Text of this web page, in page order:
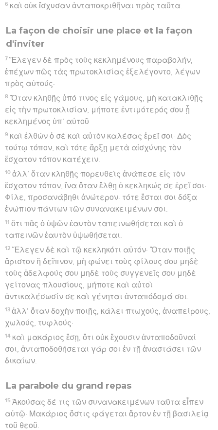
6 καὶ οὐκ ἴσχυσαν ἀνταποκριθῆναι πρὸς ταῦτα.
La façon de choisir une place et la façon
d'inviter
7 Ἔλεγεν δὲ πρὸς τοὺς κεκλημένους παραβολήν,
ἐπέχων πῶς τὰς πρωτοκλισίας ἐξελέγοντο, λέγων
πρὸς αὐτούς·
8 Ὅταν κληθῇς ὑπό τινος εἰς γάμους, μὴ κατακλιθῇς
εἰς τὴν πρωτοκλισίαν, μήποτε ἐντιμότερός σου ᾖ
κεκλημένος ὑπ’ αὐτοῦ
9 καὶ ἐλθὼν ὁ σὲ καὶ αὐτὸν καλέσας ἐρεῖ σοι· Δὸς
τούτῳ τόπον, καὶ τότε ἄρξῃ μετὰ αἰσχύνης τὸν
ἔσχατον τόπον κατέχειν.
10 ἀλλ’ ὅταν κληθῇς πορευθεὶς ἀνάπεσε εἰς τὸν
ἔσχατον τόπον, ἵνα ὅταν ἔλθῃ ὁ κεκληκώς σε ἐρεῖ σοι·
Φίλε, προσανάβηθι ἀνώτερον· τότε ἔσται σοι δόξα
ἐνώπιον πάντων τῶν συνανακειμένων σοι.
11 ὅτι πᾶς ὁ ὑψῶν ἑαυτὸν ταπεινωθήσεται καὶ ὁ
ταπεινῶν ἑαυτὸν ὑψωθήσεται.
12 Ἔλεγεν δὲ καὶ τῷ κεκληκότι αὐτόν· Ὅταν ποιῇς
ἄριστον ἢ δεῖπνον, μὴ φώνει τοὺς φίλους σου μηδὲ
τοὺς ἀδελφούς σου μηδὲ τοὺς συγγενεῖς σου μηδὲ
γείτονας πλουσίους, μήποτε καὶ αὐτοὶ
ἀντικαλέσωσίν σε καὶ γένηται ἀνταπόδομά σοι.
13 ἀλλ’ ὅταν δοχὴν ποιῇς, κάλει πτωχούς, ἀναπείρους,
χωλούς, τυφλούς·
14 καὶ μακάριος ἔσῃ, ὅτι οὐκ ἔχουσιν ἀνταποδοῦναί
σοι, ἀνταποδοθήσεται γάρ σοι ἐν τῇ ἀναστάσει τῶν
δικαίων.
La parabole du grand repas
15 Ἀκούσας δέ τις τῶν συνανακειμένων ταῦτα εἶπεν
αὐτῷ· Μακάριος ὅστις φάγεται ἄρτον ἐν τῇ βασιλείᾳ
τοῦ θεοῦ.